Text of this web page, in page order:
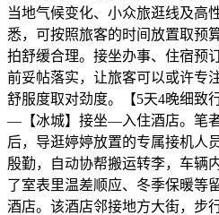
当地气候变化、小众旅逛线及高
悉，可按照旅客的时间放置取预
拍舒缓合理。接坐办事、住宿预
前妥帖落实，让旅客可以或许专
舒服度取对劲度。【5天4晚细致
—【冰城】接坐—入住酒店。笔
后，导逛婷婷放置的专属接机人
殷勤，自动协帮搬运转李，车辆
了室表里温差顺应、冬季保暖等
酒店。该酒店邻接地方大街，步